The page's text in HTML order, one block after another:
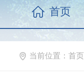
首页
当前位置： 首页